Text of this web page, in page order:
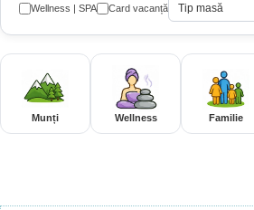
Wellness | SPA Card vacanță Tip masă
Munți Wellness Familie